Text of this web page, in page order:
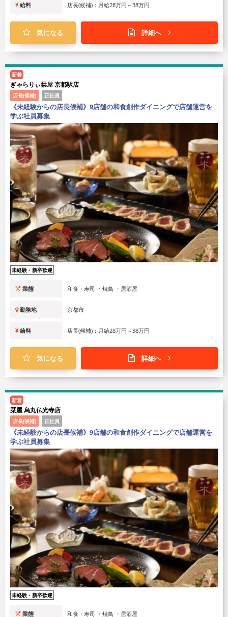
給料 店長(候補)：月給28万円～38万円
気になる 詳細へ
新着
ぎゃらりぃ栞屋 京都駅店
店長(候補) 正社員
《未経験からの店長候補》9店舗の和食創作ダイニングで店舗運営を
学ぶ社員募集
未経験・新卒歓迎
業態 和食・寿司 ・焼鳥 ・居酒屋
勤務地 京都市
給料 店長(候補)：月給28万円～38万円
気になる 詳細へ
新着
栞屋 烏丸仏光寺店
店長(候補) 正社員
《未経験からの店長候補》9店舗の和食創作ダイニングで店舗運営を
学ぶ社員募集
未経験・新卒歓迎
業態 和食・寿司 ・焼鳥 ・居酒屋